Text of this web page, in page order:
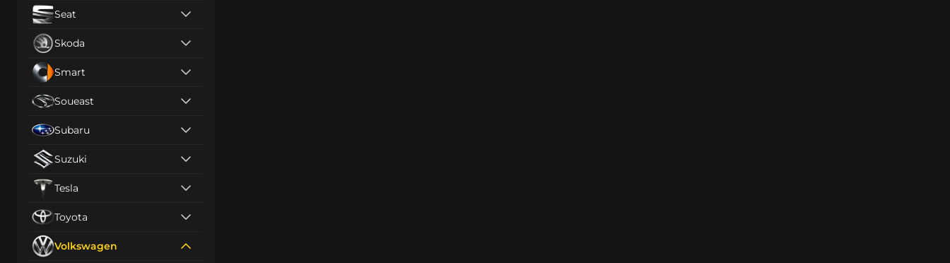
Seat
Skoda
Smart
Soueast
Subaru
Suzuki
Tesla
Toyota
Volkswagen